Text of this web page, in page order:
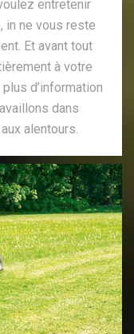
entretenir
in ne vous reste
Et avant tout
à votre
d’information
dans
alentours.